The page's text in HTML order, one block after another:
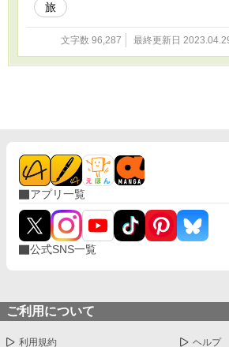
旅
文字数 96,287 最終更新日
アプリ一覧
公式SNS一覧
ご利用について
利用規約 ヘルプ